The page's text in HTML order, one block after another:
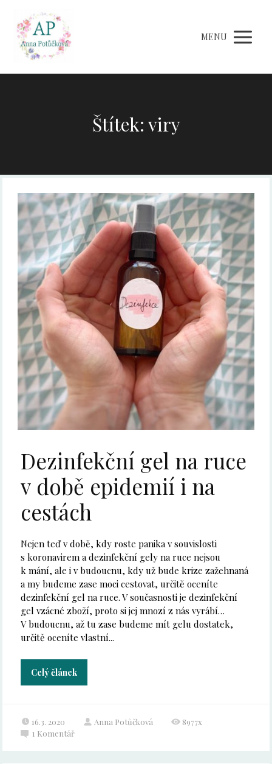
MENU
Štítek: viry
Dezinfekční gel na ruce
v době epidemií i na
cestách
Nejen teď v době, kdy roste panika v souvislosti
s koronavirem a dezinfekční gely na ruce nejsou
k mání, ale i v budoucnu, kdy už bude krize zažehnaná
a my budeme zase moci cestovat, určitě oceníte
dezinfekční gel na ruce. V současnosti je dezinfekční
gel vzácné zboží, proto si jej mnozí z nás vyrábí…
V budoucnu, až tu zase budeme mít gelu dostatek,
určitě oceníte vlastní...
Celý článek
16.3. 2020 Anna Potůčková
8977x
1 Komentář